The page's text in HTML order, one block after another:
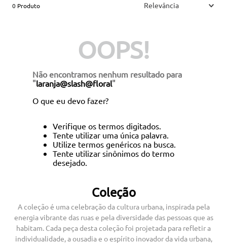
0 Produto Relevância
OOPS!
Não encontramos nenhum resultado para
"laranja@slash@floral"
O que eu devo fazer?
Verifique os termos digitados.
Tente utilizar uma única palavra.
Utilize termos genéricos na busca.
Tente utilizar sinônimos do termo
desejado.
Coleção
A coleção é uma celebração da cultura urbana, inspirada pela
energia vibrante das ruas e pela diversidade das pessoas que as
habitam. Cada peça desta coleção foi projetada para refletir a
individualidade, a ousadia e o espírito inovador da vida urbana,